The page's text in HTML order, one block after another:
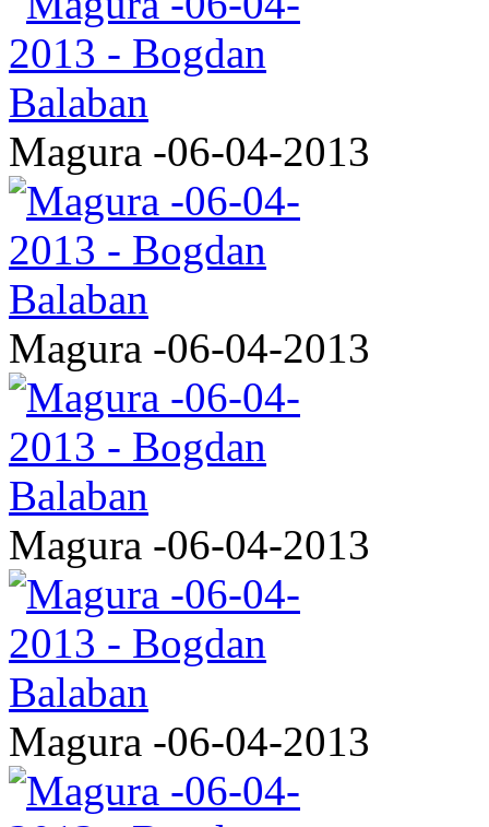
Magura -06-04-2013
Magura -06-04-2013
Magura -06-04-2013
Magura -06-04-2013